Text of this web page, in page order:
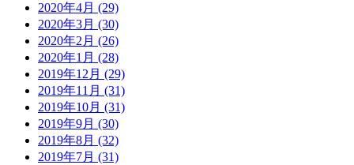
2020年4月 (29)
2020年3月 (30)
2020年2月 (26)
2020年1月 (28)
2019年12月 (29)
2019年11月 (31)
2019年10月 (31)
2019年9月 (30)
2019年8月 (32)
2019年7月 (31)